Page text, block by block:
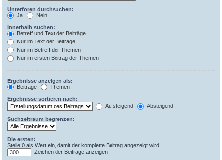
Unterforen durchsuchen:
Ja
Nein
Innerhalb suchen:
Betreff und Text der Beiträge
Nur im Text der Beiträge
Nur im Betreff der Themen
Nur im ersten Beitrag der Themen
Ergebnisse anzeigen als:
Beiträge
Themen
Ergebnisse sortieren nach:
Aufsteigend
Absteigend
Suchzeitraum begrenzen:
Die ersten:
Stelle 0 als Wert ein, damit der komplette Beitrag angezeigt wird.
Zeichen der Beiträge anzeigen